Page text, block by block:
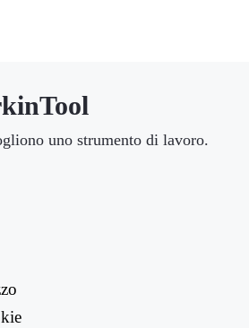
uno strumento di lavoro.